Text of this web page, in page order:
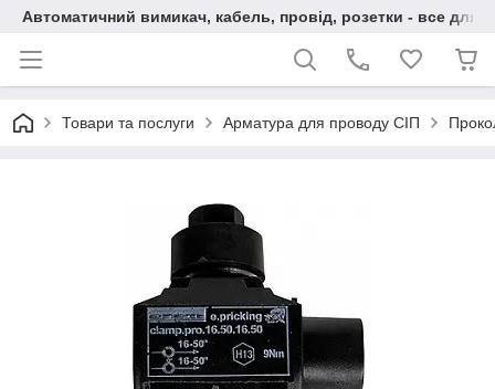
Автоматичний вимикач, кабель, провід, розетки - все для
Товари та послуги Арматура для проводу СІП